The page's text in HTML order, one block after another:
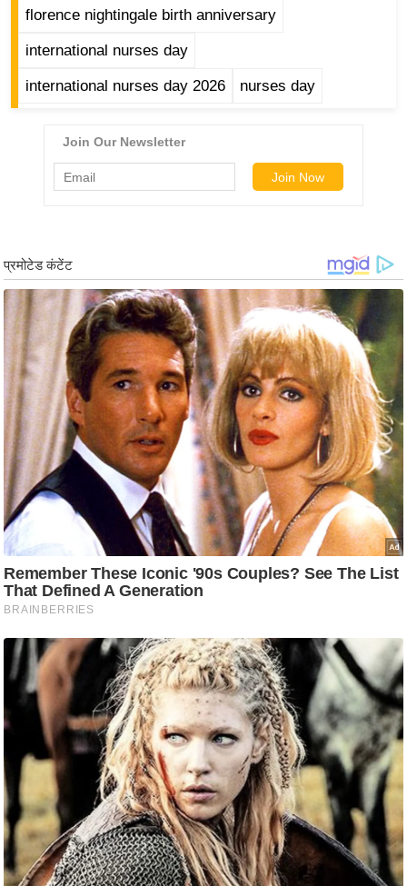
फै
न
र्य
ट
न
स्थ
ल
फि
ट
ने
स
मं
त्रा
ले
श
न
प
रा
ज
ति
वि
श्ले
ष
ण
स
florence nightingale birth anniversary
international nurses day
international nurses day 2026 nurses day